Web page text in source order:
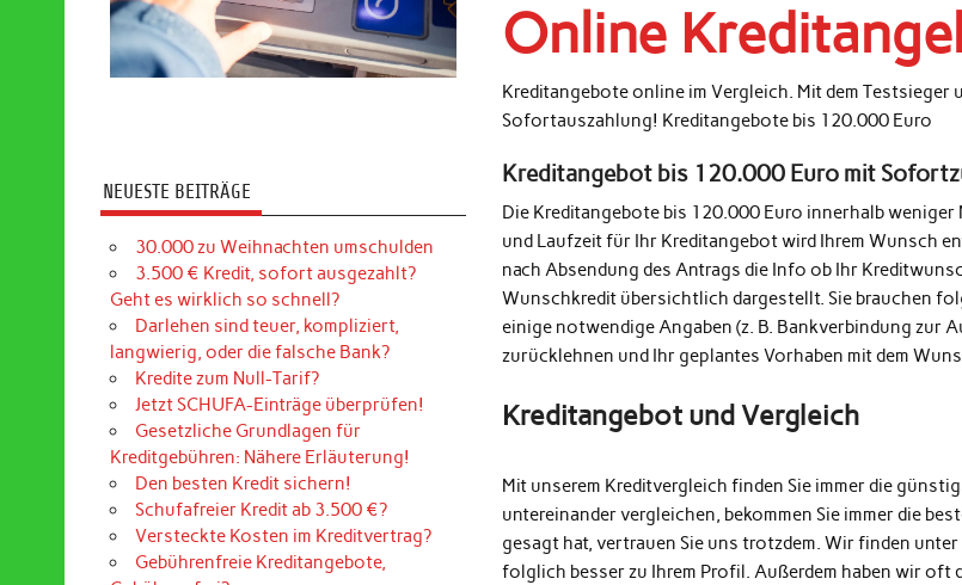
Online
Kreditangebote online im Vergleich. Mit dem
Sofortauszahlung! Kreditangebote bis 120.000 Euro
Kreditangebot bis 120.000 Euro mit
Die Kreditangebote bis 120.000 Euro innerhalb
und Laufzeit für Ihr Kreditangebot wird Ihrem Wunsch
nach Absendung des Antrags die Info ob Ihr
Wunschkredit übersichtlich dargestellt. Sie brauchen
einige notwendige Angaben (z. B. Bankverbindung zur
zurücklehnen und Ihr geplantes Vorhaben mit dem
Kreditangebot und Vergleich
Mit unserem Kreditvergleich finden Sie immer die
untereinander vergleichen, bekommen Sie immer die
gesagt hat, vertrauen Sie uns trotzdem. Wir finden
folglich besser zu Ihrem Profil. Außerdem haben wir
NEUESTE BEITRÄGE
30.000 zu Weihnachten umschulden
3.500 € Kredit, sofort ausgezahlt?
Geht es wirklich so schnell?
Darlehen sind teuer, kompliziert,
langwierig, oder die falsche Bank?
Kredite zum Null-Tarif?
Jetzt SCHUFA-Einträge überprüfen!
Gesetzliche Grundlagen für
Kreditgebühren: Nähere Erläuterung!
Den besten Kredit sichern!
Schufafreier Kredit ab 3.500 €?
Versteckte Kosten im Kreditvertrag?
Gebührenfreie Kreditangebote,